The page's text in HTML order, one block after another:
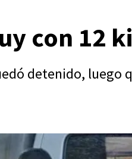
con 12
detenido, luego